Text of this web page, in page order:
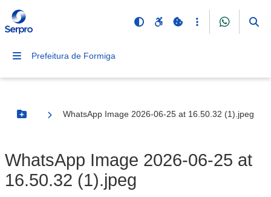
Prefeitura de Formiga
Botão Menu
WhatsApp Image 2026-06-25 at 16.50.32 (1).jpeg
WhatsApp Image 2026-06-25 at
16.50.32 (1).jpeg